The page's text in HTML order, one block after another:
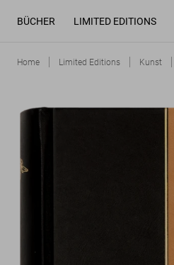
BÜCHER LIMITED EDITIONS
Home Limited Editions Kunst